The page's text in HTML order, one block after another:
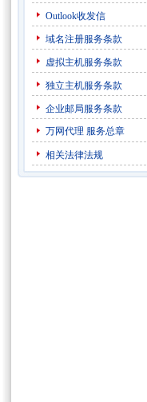
Outlook收发信
域名注册服务条款
虚拟主机服务条款
独立主机服务条款
企业邮局服务条款
万网代理 服务总章
相关法律法规